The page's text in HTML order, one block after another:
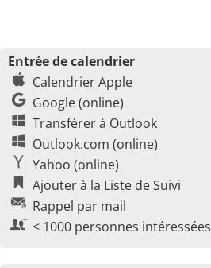
Entrée de calendrier
Calendrier Apple
Google (online)
Transférer à Outlook
Outlook.com (online)
Yahoo (online)
Ajouter à la Liste de Suivi
Rappel par mail
< 1000 personnes intéressées